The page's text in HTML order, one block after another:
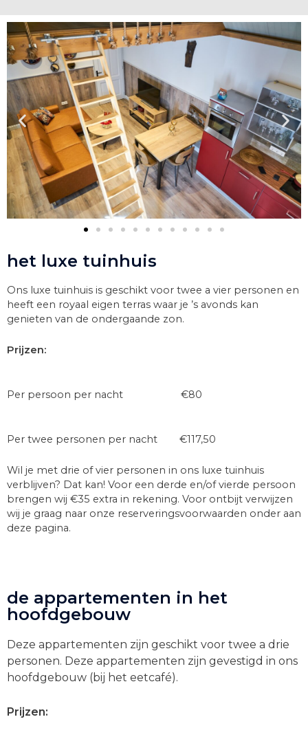
het luxe tuinhuis
Ons luxe tuinhuis is geschikt voor twee a vier personen en
heeft een royaal eigen terras waar je ’s avonds kan
genieten van de ondergaande zon.
Prijzen:
Per persoon per nacht €80
Per twee personen per nacht €117,50
Wil je met drie of vier personen in ons luxe tuinhuis
verblijven? Dat kan! Voor een derde en/of vierde persoon
brengen wij €35 extra in rekening. Voor ontbijt verwijzen
wij je graag naar onze reserveringsvoorwaarden onder aan
deze pagina.
de appartementen in het
hoofdgebouw
Deze appartementen zijn geschikt voor twee a drie
personen. Deze appartementen zijn gevestigd in ons
hoofdgebouw (bij het eetcafé).
Prijzen: